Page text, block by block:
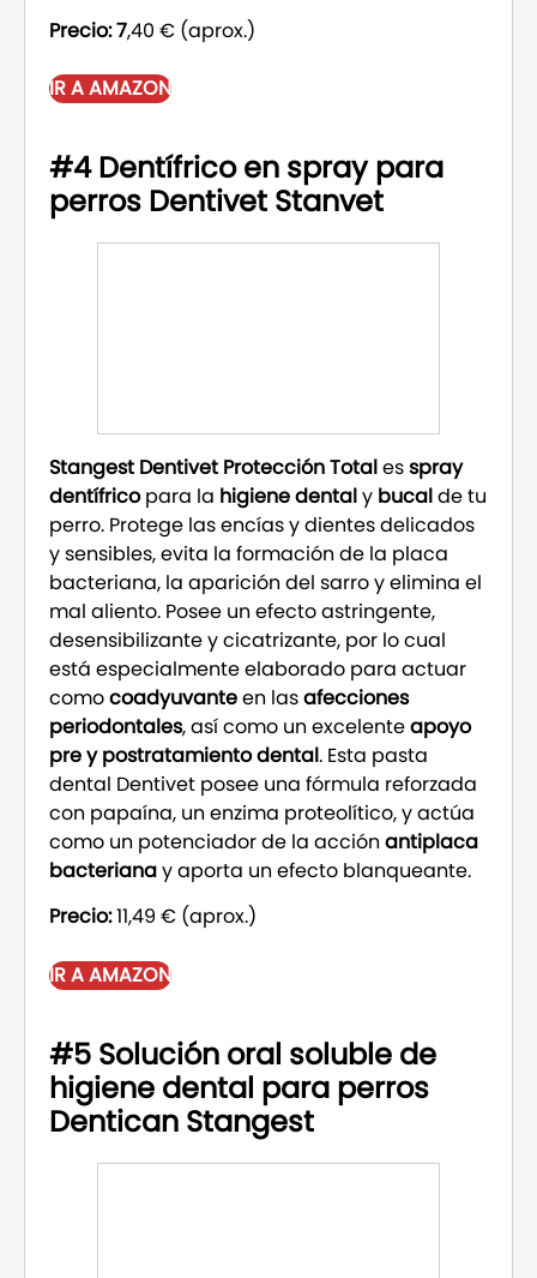
Precio: 7,40 € (aprox.)
IR A AMAZON
#4 Dentífrico en spray para
perros Dentivet Stanvet
Stangest Dentivet Protección Totalesspray
dentífricopara la higiene dentaly bucalde tu
perro. Protege las encías y dientes delicados
y sensibles, evita la formación de la placa
bacteriana, la aparición del sarro y elimina el
mal aliento. Posee un efecto astringente,
desensibilizante y cicatrizante, por lo cual
está especialmente elaborado para actuar
comocoadyuvanteen lasafecciones
periodontales, así como un excelenteapoyo
pre y postratamiento dental. Esta pasta
dental Dentivet posee una fórmula reforzada
con papaína, un enzima proteolítico, y actúa
como un potenciador de la acciónantiplaca
bacterianay aporta un efecto blanqueante.
Precio:11,49 € (aprox.)
IR A AMAZON
#5 Solución oral soluble de
higiene dental para perros
Dentican Stangest